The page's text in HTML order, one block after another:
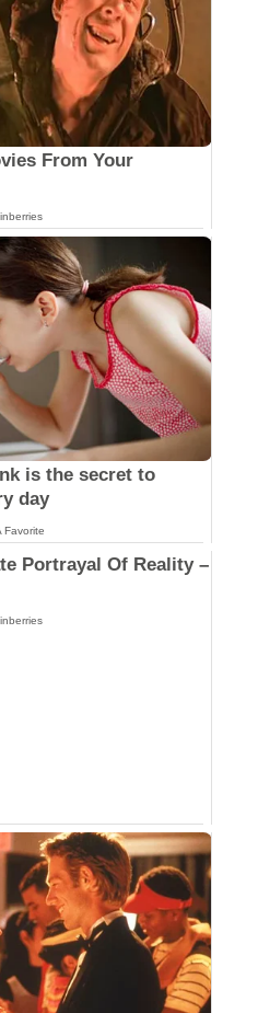
From Your
is the secret to
day
Favorite
Portrayal Of Reality –